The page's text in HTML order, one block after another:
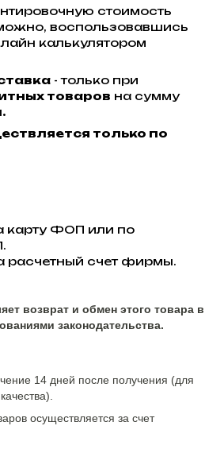
стоимость
воспользовавшись
калькулятором
- только при
товаров на сумму
только по
карту ФОП или по
расчетный счет фирмы.
возврат и обмен этого товара в
законодательства.
14 дней после получения (для
осуществляется за счет